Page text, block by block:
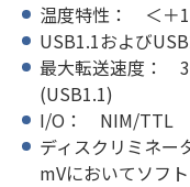
温度特性： ＜
USB1.1および
最大転送速度：
(USB1.1)
I/O： NIM/TTL
ディスクリミネ
mVにおいてソフ